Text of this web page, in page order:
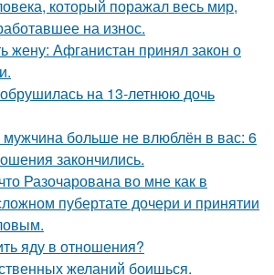
который поражал весь мир,
на износ.
жену: Афганистан принял закон о
на 13-летнюю дочь
мужчина больше не влюблён в вас: 6
закончились.
Разочарована во мне как в
пубертате дочери и принятии
яду в отношения?
желаний боишься.